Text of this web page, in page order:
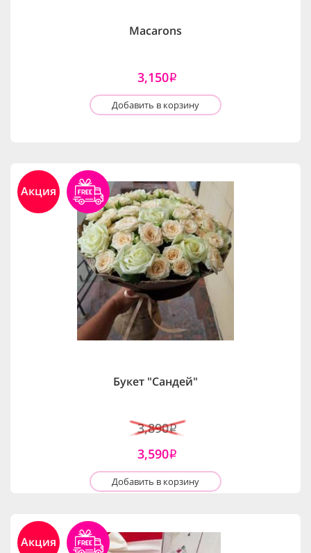
Macarons
3,150i
Добавить в корзину
Акция
Букет "Сандей"
3,890i
3,590i
Добавить в корзину
Акция